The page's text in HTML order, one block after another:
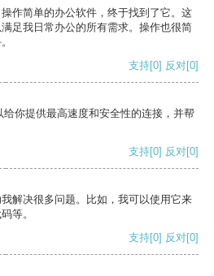
作简单的办公软件，终于找到了它。这
足我日常办公的所有需求。操作也很简
支持[0] 反对[0]
你提供最高速度和安全性的连接，并帮
支持[0] 反对[0]
解决很多问题。比如，我可以使用它来
等。
支持[0] 反对[0]